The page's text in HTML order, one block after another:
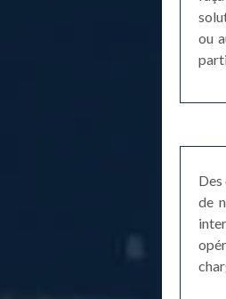
ou
de